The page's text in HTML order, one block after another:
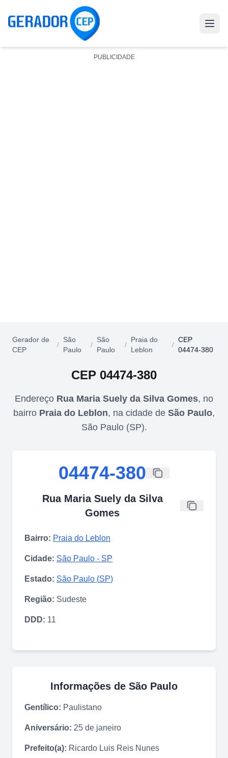
PUBLICIDADE
Gerador de
CEP
/
São
Paulo
/
São
Paulo
/
Praia do
Leblon
/
CEP
04474-380
CEP 04474-380
Endereço Rua Maria Suely da Silva Gomes, no
bairro Praia do Leblon, na cidade de São Paulo,
São Paulo(SP).
04474-380
Rua Maria Suely da Silva
Gomes
Bairro: Praia do Leblon
Cidade: São Paulo - SP
Estado: São Paulo (SP)
Região: Sudeste
DDD: 11
Informações de São Paulo
Gentílico: Paulistano
Aniversário: 25 de janeiro
Prefeito(a): Ricardo Luis Reis Nunes